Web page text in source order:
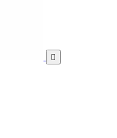
